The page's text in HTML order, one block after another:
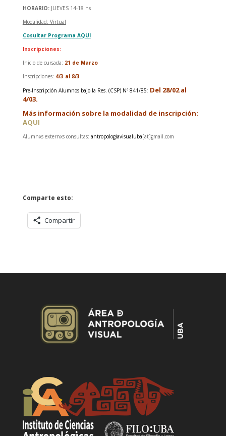
HORARIO: JUEVES 14-18 hs
Modalidad: Virtual
Cosultar Programa AQUI
Inscripciones:
Inicio de cursada: 21 de Marzo
Inscripciones: 4/3 al 8/3
Pre-Inscripción Alumnos bajo la Res. (CSP) Nº 841/85: Del 28/02 al
4/03.
Más información sobre la modalidad de inscripción:
AQUI
Alumnxs externxs consultas: antropologiavisualuba[at]gmail.com
Comparte esto:
Compartir